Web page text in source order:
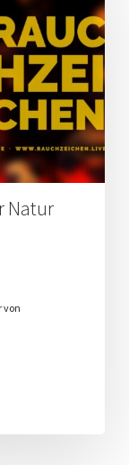
Natur
von